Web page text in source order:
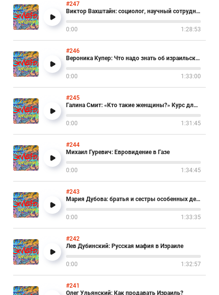
#247
Виктор Вахштайн: социолог, научный сотрудник Тель-Авивского Университета
0:00 1:28:53
#246
Вероника Купер: Что надо знать об израильских школах
0:00 1:33:00
#245
Галина Смит: «Кто такие женщины?» Курс для мужчин
0:00 1:31:45
#244
Михаил Гуревич: Евровидение в Газе
0:00 1:34:45
#243
Мария Дубова: братья и сестры особенных детей
0:00 1:33:35
#242
Лев Дубинский: Русская мафия в Израиле
0:00 1:32:57
#241
Олег Ульянский: Как продавать Израиль?